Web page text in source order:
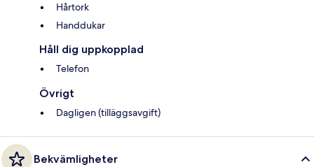
Hårtork
Handdukar
Håll dig uppkopplad
Telefon
Övrigt
Dagligen (tilläggsavgift)
Bekvämligheter